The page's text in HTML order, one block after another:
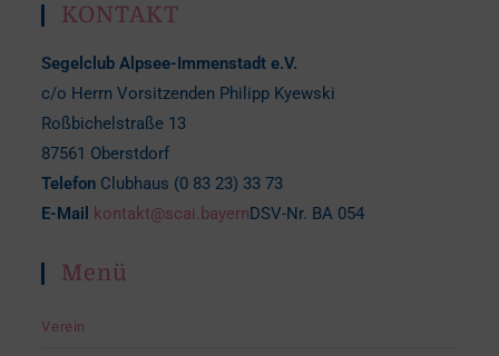
KONTAKT
Segelclub Alpsee-Immenstadt e.V.
c/o Herrn Vorsitzenden Philipp Kyewski
Roßbichelstraße 13
87561 Oberstdorf
Telefon Clubhaus (0 83 23) 33 73
E-Mail
kontakt@scai.bayernDSV-Nr. BA 054
Menü
Verein